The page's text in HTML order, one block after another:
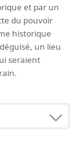
et par un
du pouvoir
historique
un lieu
seraient